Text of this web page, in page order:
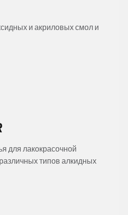
и акриловых смол и
для лакокрасочной
типов алкидных